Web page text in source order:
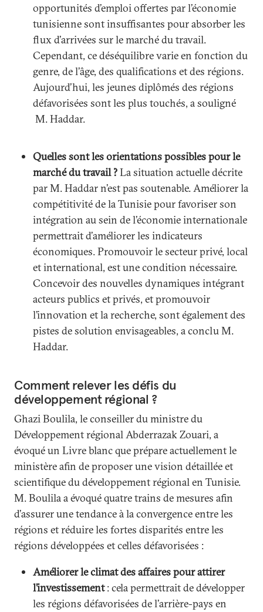
opportunités d’emploi offertes par l’économie
tunisienne sont insuffisantes pour absorber les
flux d’arrivées sur le marché du travail.
Cependant, ce déséquilibre varie en fonction du
genre, de l’âge, des qualifications et des régions.
Aujourd’hui, les jeunes diplômés des régions
défavorisées sont les plus touchés, a souligné
M. Haddar.
Quelles sont les orientations possibles pour le
marché du travail ?La situation actuelle décrite
par M. Haddar n’est pas soutenable. Améliorer la
compétitivité de la Tunisie pour favoriser son
intégration au sein de l’économie internationale
permettrait d’améliorer les indicateurs
économiques. Promouvoir le secteur privé, local
et international, est une condition nécessaire.
Concevoir des nouvelles dynamiques intégrant
acteurs publics et privés, et promouvoir
l’innovation et la recherche, sont également des
pistes de solution envisageables, a conclu M.
Haddar.
Comment relever les défis du
développement régional ?
Ghazi Boulila, le conseiller du ministre du
Développement régional Abderrazak Zouari, a
évoqué un Livre blanc que prépare actuellement le
ministère afin de proposer une vision détaillée et
scientifique du développement régional en Tunisie.
M. Boulila a évoqué quatre trains de mesures afin
d’assurer une tendance à la convergence entre les
régions et réduire les fortes disparités entre les
régions développées et celles défavorisées :
Améliorer le climat des affaires pour attirer
l’investissement: cela permettrait de développer
les régions défavorisées de l’arrière-pays en